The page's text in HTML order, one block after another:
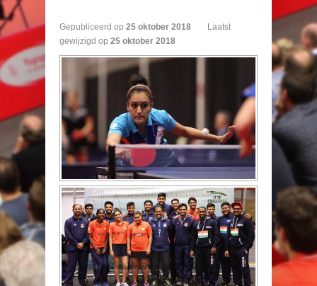
Gepubliceerd op 25 oktober 2018
Laatst
gewijzigd op 25 oktober 2018